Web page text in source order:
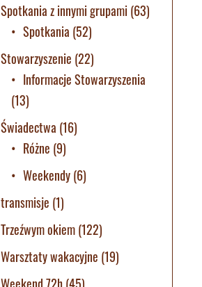
Spotkania z innymi grupami (63)
Spotkania (52)
Stowarzyszenie (22)
Informacje Stowarzyszenia
(13)
Świadectwa (16)
Różne (9)
Weekendy(6)
transmisje (1)
Trzeźwym okiem(122)
Warsztaty wakacyjne (19)
Weekend 72h(45)